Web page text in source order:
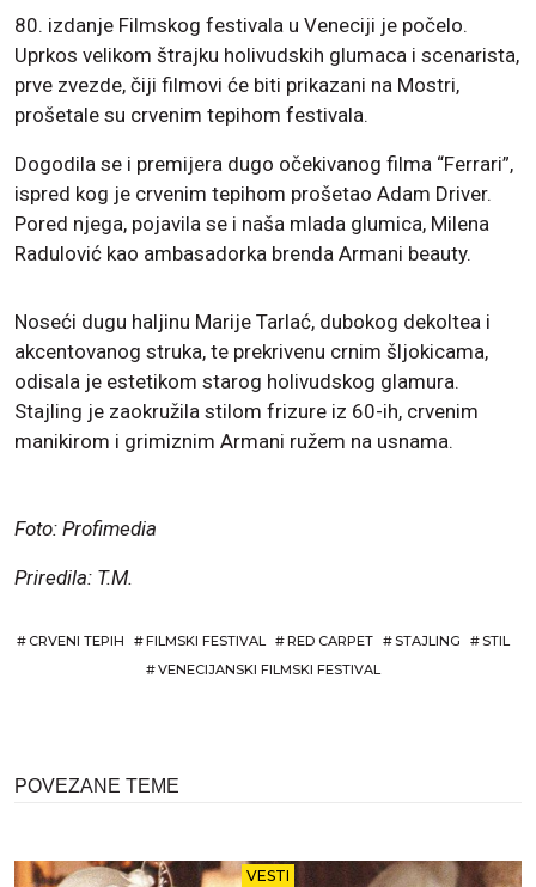
80. izdanje Filmskog festivala u Veneciji je počelo.
Uprkos velikom štrajku holivudskih glumaca i scenarista,
prve zvezde, čiji filmovi će biti prikazani na Mostri,
prošetale su crvenim tepihom festivala.
Dogodila se i premijera dugo očekivanog filma “Ferrari”,
ispred kog je crvenim tepihom prošetao Adam Driver.
Pored njega, pojavila se i naša mlada glumica, Milena
Radulović kao ambasadorka brenda Armani beauty.
Noseći dugu haljinu Marije Tarlać, dubokog dekoltea i
akcentovanog struka, te prekrivenu crnim šljokicama,
odisala je estetikom starog holivudskog glamura.
Stajling je zaokružila stilom frizure iz 60-ih, crvenim
manikirom i grimiznim Armani ružem na usnama.
Foto: Profimedia
Priredila: T.M.
# CRVENI TEPIH #FILMSKI FESTIVAL #RED CARPET # STAJLING # STIL
#VENECIJANSKI FILMSKI FESTIVAL
POVEZANE TEME
VESTI